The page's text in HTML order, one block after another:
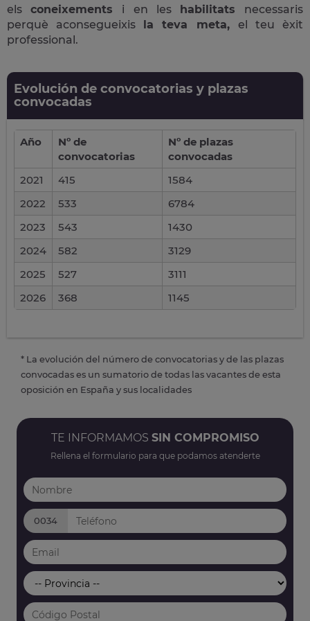
elsconeixements i en les habilitats necessaris
perquè aconsegueixis la teva meta, el teu èxit
professional.
Evolución de convocatorias y plazas
convocadas
Año
Nº de
convocatorias
Nº de plazas
convocadas
2021
415
1584
2022
533
6784
2023
543
1430
2024
582
3129
2025
527
3111
2026
368 1145
* La evolución del número de convocatorias y de las plazas
convocadas es un sumatorio de todas las vacantes de esta
oposición en España y sus localidades
TE INFORMAMOS SIN COMPROMISO
Rellena el formulario para que podamos atenderte
0034